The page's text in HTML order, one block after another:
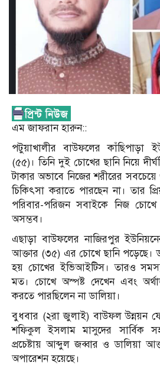
এম জাফরান হারুন::
পটুয়াখালীর বাউফলের কাঁছিপাড়া
(৫৫)। তিনি দুই চোখের ছানি নিয়ে
টাকার অভাবে নিজের শরীরের সবচেয়ে
চিকিৎসা করাতে পারছেন না। তার
পরিবার-পরিজন সবাইকে নিজ চোখে
অসম্ভব।
এছাড়া বাউফলের নাজিরপুর
আক্তার (৩৫) এর চোখে ছানি পড়েছে।
হয় চোখের ইভিআইটিস। তারও
মত। চোখে অস্পষ্ট দেখেন এবং
করতে পারছিলেন না ডালিয়া।
বুধবার (২রা জুলাই) বাউফল উন্নয়ন
শফিকুল ইসলাম মাসুদের সার্বিক
প্রচেষ্টায় আব্দুল জব্বার ও ডালিয়া
অপারেশন হয়েছে।